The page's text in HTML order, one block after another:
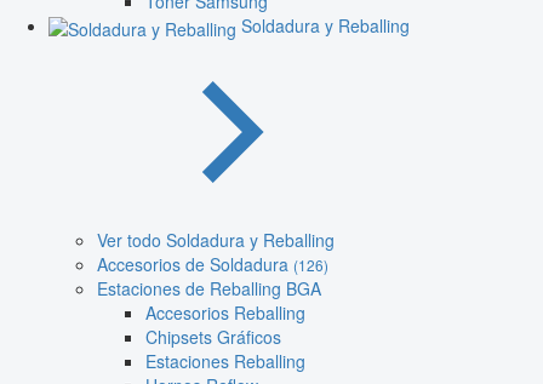
Soldadura y Reballing
Ver todo Soldadura y Reballing
Accesorios de Soldadura (126)
Estaciones de Reballing BGA
Accesorios Reballing
Chipsets Gráficos
Estaciones Reballing